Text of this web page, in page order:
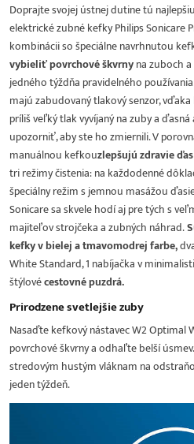
Doprajte svojej ústnej dutine tú
elektrické zubné kefky Philips Sonicare
kombinácii so špeciálne navrhnutou
vybieliť povrchové škvrnyna zuboch
jedného týždňa pravidelného
majú zabudovaný tlakový senzor,
príliš veľký tlak vyvíjaný na zuby a
upozorniť, aby ste ho zmiernili. V
manuálnou kefkouzlepšujú zdravie
tri režimy čistenia: na každodenné
špeciálny režim s jemnou masážou
Sonicare sa skvele hodí aj pre tých s
majiteľov strojčeka a zubných náhrad.
kefky v bielej a tmavomodrej farbe,
White Standard, 1 nabíjačka v
štýlovécestovné puzdrá.
Prirodzene svetlejšie zuby
Nasaďte kefkový nástavec W2 Optimal
povrchové škvrny a odhaľte belší
stredovým hustým vláknam na
jeden týždeň.